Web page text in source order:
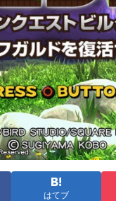
はてブ